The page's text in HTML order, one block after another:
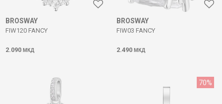
BROSWAY
FIW120 FANCY
2.090 МКД
BROSWAY
FIW03 FANCY
2.490 МКД
70%